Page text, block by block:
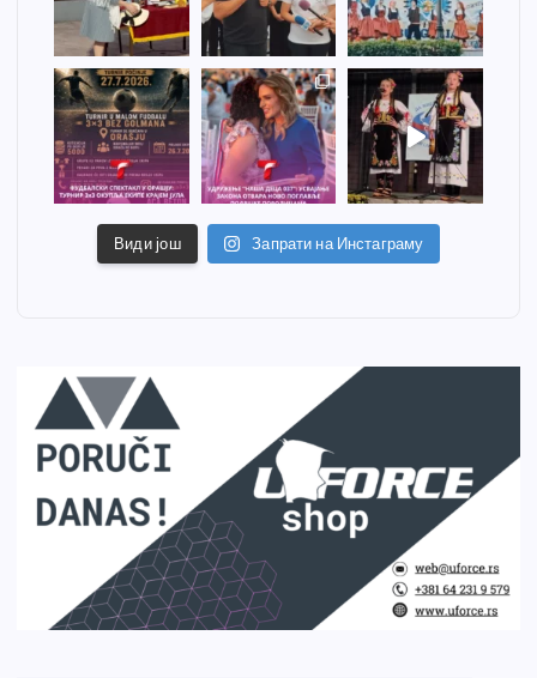
Види још Запрати на Инстаграму